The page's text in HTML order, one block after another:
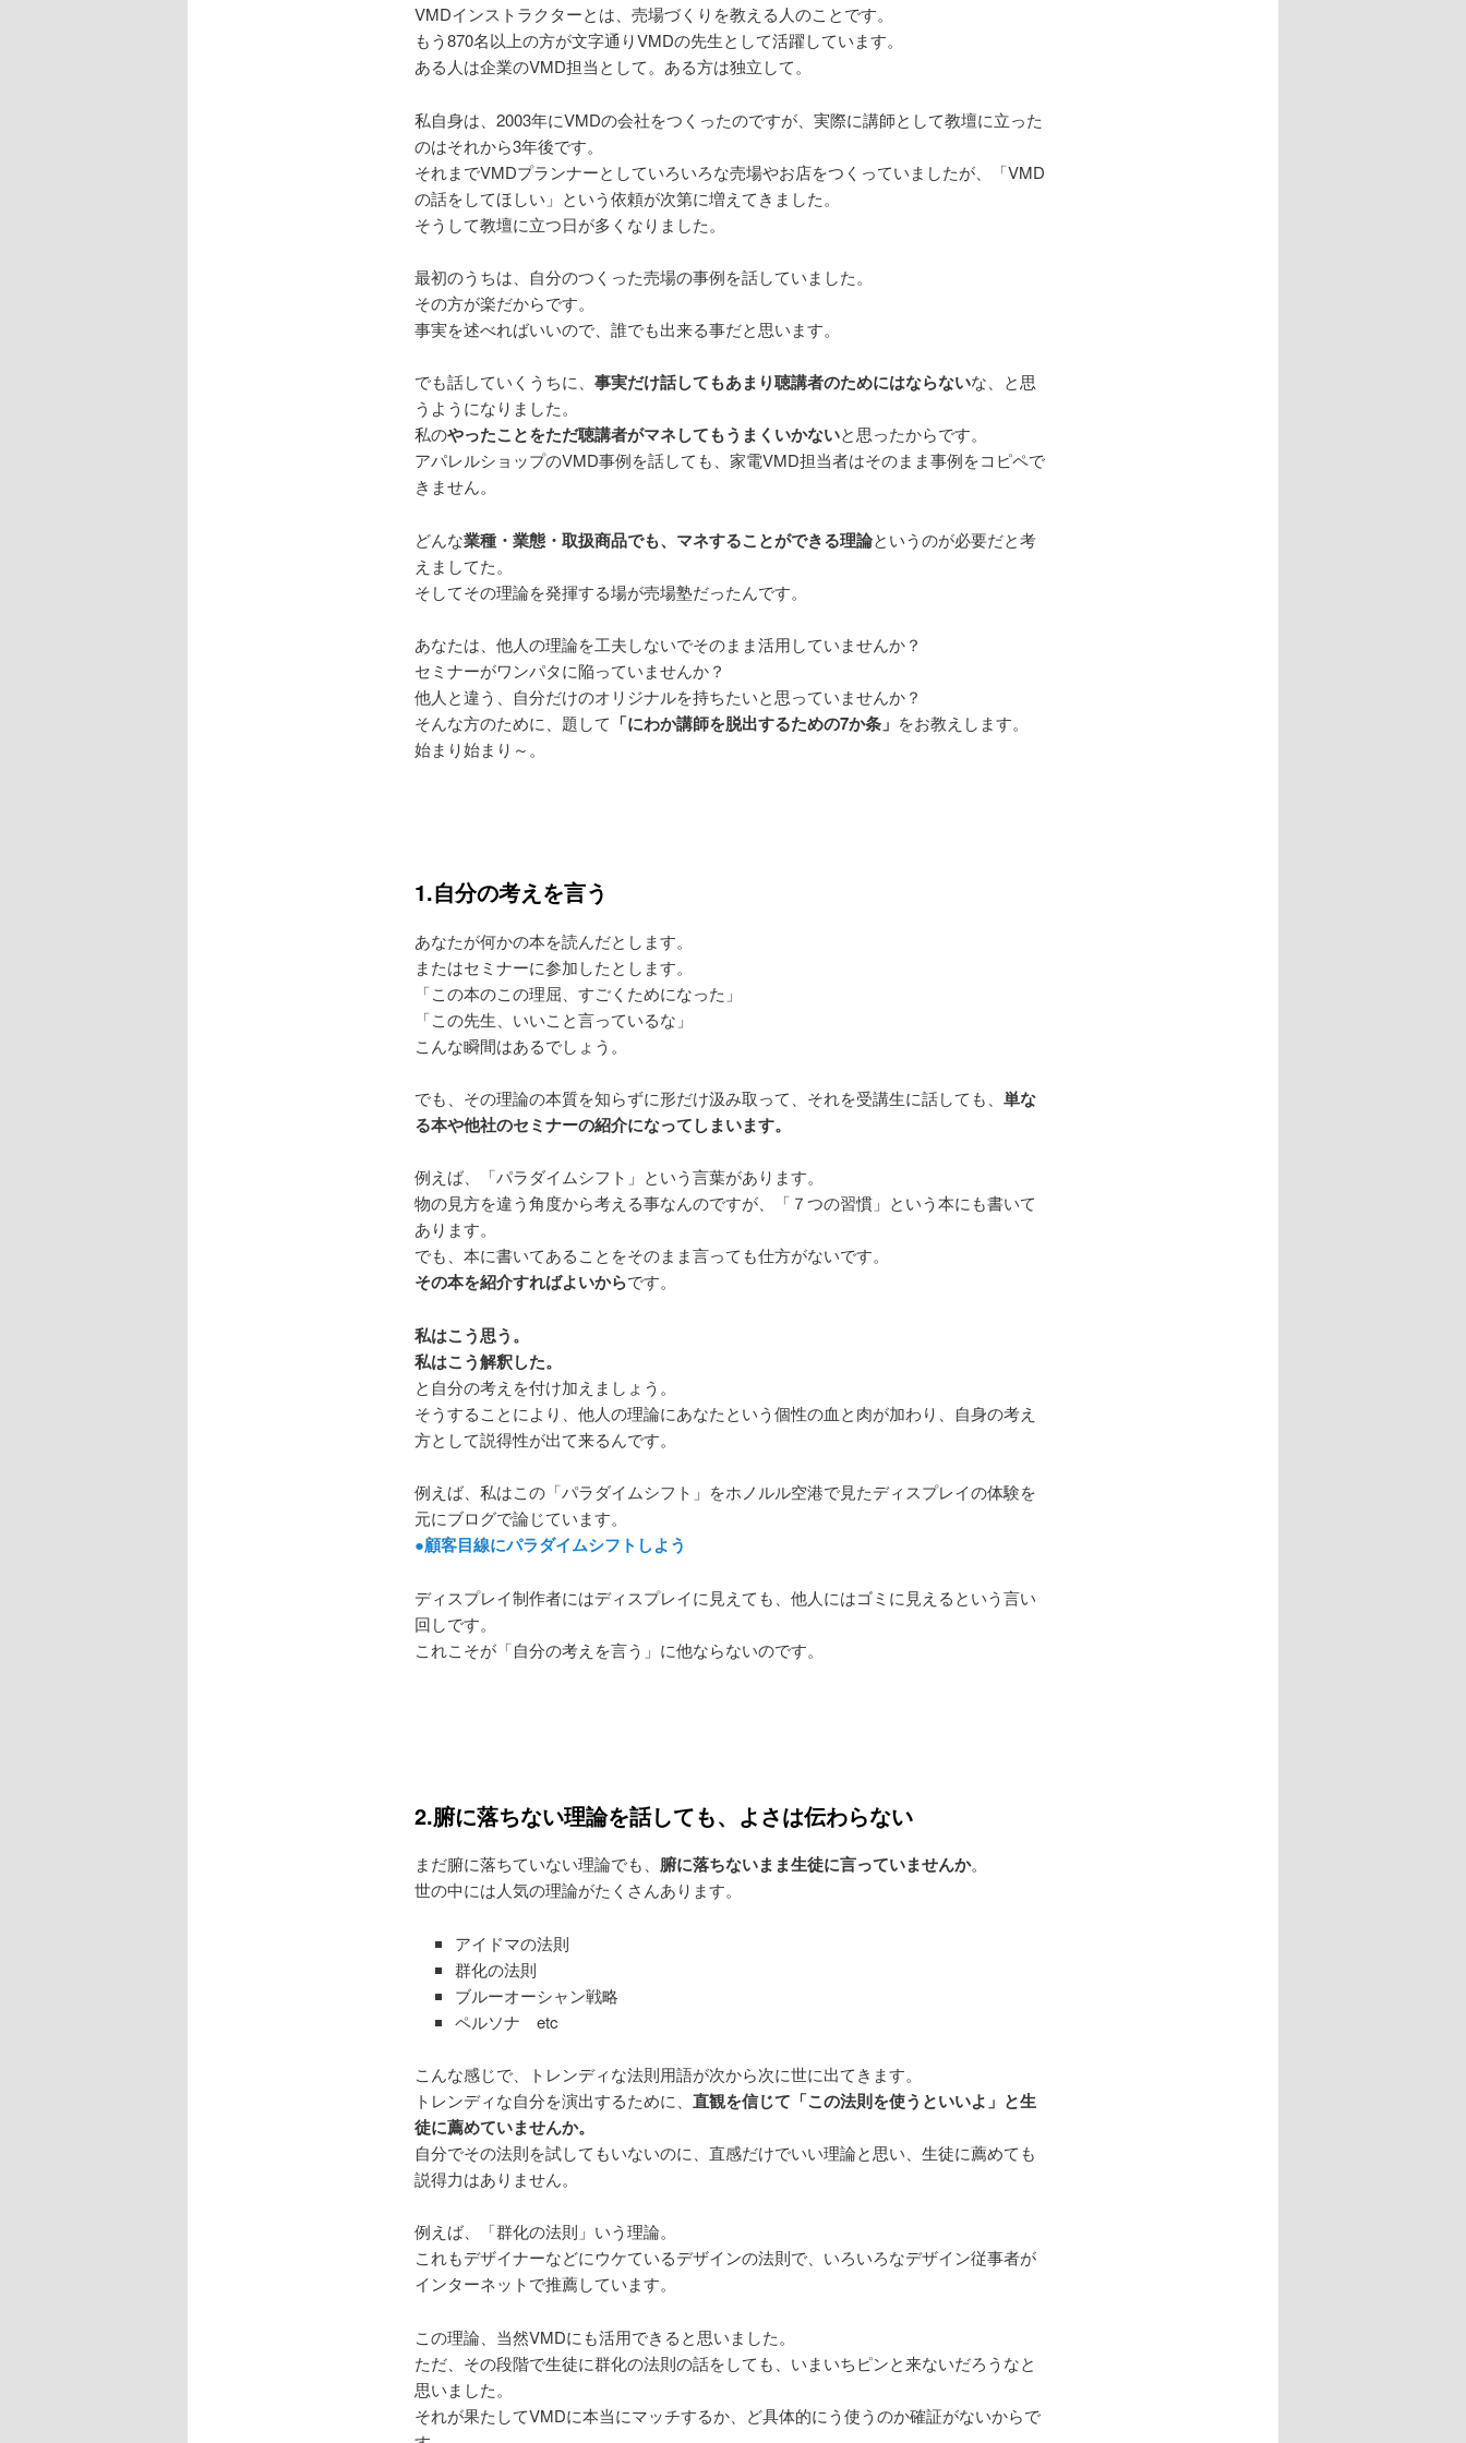
VMDインストラクターとは、売場づくりを教える人のことです。
もう870名以上の方が文字通りVMDの先生として活躍しています。
ある人は企業のVMD担当として。ある方は独立して。
私自身は、2003年にVMDの会社をつくったのですが、実際に講師として教壇に立った
のはそれから3年後です。
それまでVMDプランナーとしていろいろな売場やお店をつくっていましたが、「VMD
の話をしてほしい」という依頼が次第に増えてきました。
そうして教壇に立つ日が多くなりました。
最初のうちは、自分のつくった売場の事例を話していました。
その方が楽だからです。
事実を述べればいいので、誰でも出来る事だと思います。
でも話していくうちに、 事実だけ話してもあまり聴講者のためにはならないな、と思
うようになりました。
私のやったことをただ聴講者がマネしてもうまくいかないと思ったからです。
アパレルショップのVMD事例を話しても、家電VMD担当者はそのまま事例をコピペで
きません。
どんな業種・業態・取扱商品でも、マネすることができる理論というのが必要だと考
えましてた。
そしてその理論を発揮する場が売場塾だったんです。
あなたは、他人の理論を工夫しないでそのまま活用していませんか？
セミナーがワンパタに陥っていませんか？
他人と違う、自分だけのオリジナルを持ちたいと思っていませんか？
そんな方のために、題して 「にわか講師を脱出するための7か条」 をお教えします。
始まり始まり～。
1.自分の考えを言う
あなたが何かの本を読んだとします。
またはセミナーに参加したとします。
「この本のこの理屈、すごくためになった」
「この先生、いいこと言っているな」
こんな瞬間はあるでしょう。
でも、その理論の本質を知らずに形だけ汲み取って、それを受講生に話しても、 単な
る本や他社のセミナーの紹介になってしまいます。
例えば、「パラダイムシフト」という言葉があります。
物の見方を違う角度から考える事なんのですが、「７つの習慣」という本にも書いて
あります。
でも、本に書いてあることをそのまま言っても仕方がないです。
その本を紹介すればよいからです。
私はこう思う。
私はこう解釈した。
と自分の考えを付け加えましょう。
そうすることにより、他人の理論にあなたという個性の血と肉が加わり、自身の考え
方として説得性が出て来るんです。
例えば、私はこの「パラダイムシフト」をホノルル空港で見たディスプレイの体験を
元にブログで論じています。
●顧客目線にパラダイムシフトしよう
ディスプレイ制作者にはディスプレイに見えても、他人にはゴミに見えるという言い
回しです。
これこそが「自分の考えを言う」に他ならないのです。
2.腑に落ちない理論を話しても、よさは伝わらない
まだ腑に落ちていない理論でも、 腑に落ちないまま生徒に言っていませんか。
世の中には人気の理論がたくさんあります。
アイドマの法則
群化の法則
ブルーオーシャン戦略
ペルソナ etc
こんな感じで、トレンディな法則用語が次から次に世に出てきます。
トレンディな自分を演出するために、 直観を信じて「この法則を使うといいよ」と生
徒に薦めていませんか。
自分でその法則を試してもいないのに、直感だけでいい理論と思い、生徒に薦めても
説得力はありません。
例えば、「群化の法則」いう理論。
これもデザイナーなどにウケているデザインの法則で、いろいろなデザイン従事者が
インターネットで推薦しています。
この理論、当然VMDにも活用できると思いました。
ただ、その段階で生徒に群化の法則の話をしても、いまいちピンと来ないだろうなと
思いました。
それが果たしてVMDに本当にマッチするか、ど具体的にう使うのか確証がないからで